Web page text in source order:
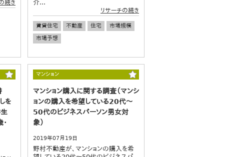
続き
介...
リサーチの続き
賃貸住宅 不動産 住宅
市場規模
市場予想
を
マンション
マンション購入に関する調査（マンシ
ョンの購入を希望している20代～
50代のビジネスパーソン男女対
象）
2019年07月19日
野村不動産が、マンションの購入を希